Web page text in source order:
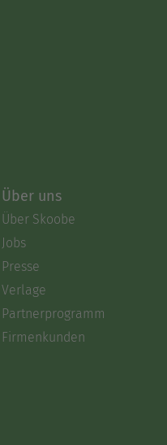
Über uns
Über Skoobe
Jobs
Presse
Verlage
Partnerprogramm
Firmenkunden